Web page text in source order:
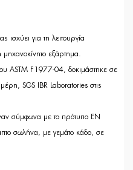
ισχύει για τη λειτουργία
εξάρτημα.
ASTM F1977-04, δοκιμάστηκε σε
SGS IBR Laboratories στις
σύμφωνα με το πρότυπο EN
σωλήνα, με γεμάτο κάδο, σε